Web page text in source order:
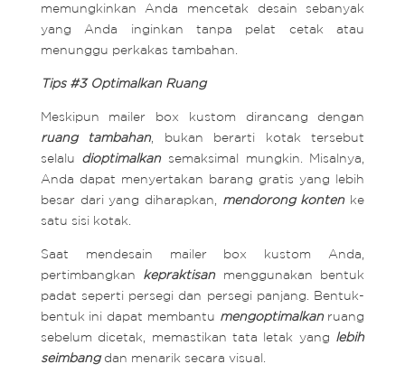
memungkinkan Anda mencetak desain sebanyak
yang Anda inginkan tanpa pelat cetak atau
menunggu perkakas tambahan.
Tips #3 Optimalkan Ruang
Meskipun mailer box kustom dirancang dengan
ruang tambahan, bukan berarti kotak tersebut
selalu dioptimalkan semaksimal mungkin. Misalnya,
Anda dapat menyertakan barang gratis yang lebih
besar dari yang diharapkan, mendorong kontenke
satu sisi kotak.
Saat mendesain mailer box kustom Anda,
pertimbangkan kepraktisan
menggunakan bentuk
padat seperti persegi dan persegi panjang. Bentuk-
bentuk ini dapat membantu mengoptimalkan ruang
sebelum dicetak, memastikan tata letak yang lebih
seimbangdan menarik secara visual.